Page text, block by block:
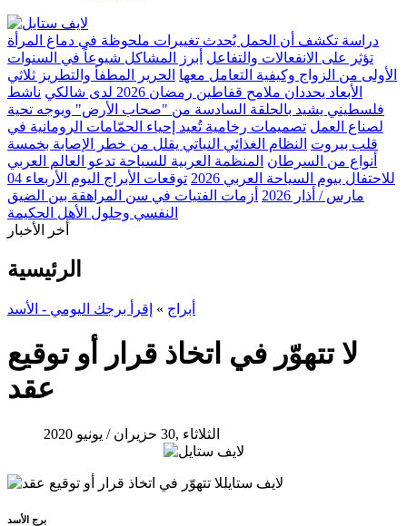
دراسة تكشف أن الحمل يُحدث تغييرات ملحوظة في دماغ المرأة
تؤثر على الانفعالات والتفاعل أبرز المشاكل شيوعاً في السنوات
الأولى من الزواج وكيفية التعامل معها الحرير المطفأ والتطريز ثلاثي
الأبعاد يحددان ملامح قفاطين رمضان 2026 لدى شالكي
ناشط
فلسطيني يشيد بالحلقة السادسة من "صحاب الأرض" ويوجه تحية
لصناع العمل تصميمات رخامية تُعيد إحياء الحمّامات الرومانية في
قلب بيروت النظام الغذائي النباتي يقلل من خطر الإصابة بخمسة
أنواع من السرطان المنظمة العربية للسياحة تدعو العالم العربي
للاحتفال بيوم السياحة العربي 2026
توقعات الأبراج اليوم الأربعاء 04
مارس / أذار 2026
أزمات الفتيات في سن المراهقة بين الضيق
النفسي وحلول الأهل الحكيمة
أخر الأخبار
الرئيسية
أبراج » إقرأ برجك اليومي - الأسد
لا تتهوّر في اتخاذ قرار أو توقيع
عقد
الثلاثاء ,30 حزيران / يونيو 2020
برج الأسد